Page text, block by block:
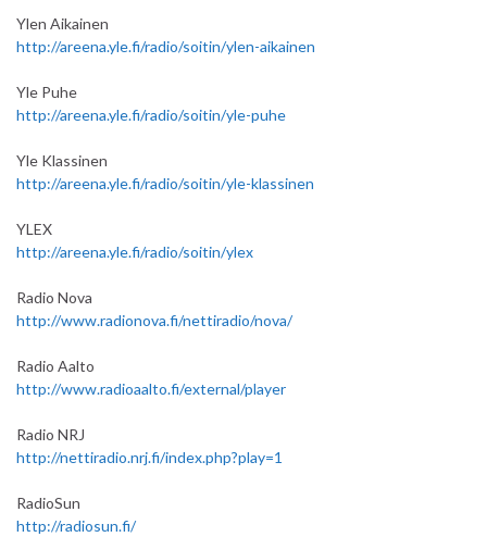
Ylen Aikainen
http://areena.yle.fi/radio/soitin/ylen-aikainen
Yle Puhe
http://areena.yle.fi/radio/soitin/yle-puhe
Yle Klassinen
http://areena.yle.fi/radio/soitin/yle-klassinen
YLEX
http://areena.yle.fi/radio/soitin/ylex
Radio Nova
http://www.radionova.fi/nettiradio/nova/
Radio Aalto
http://www.radioaalto.fi/external/player
Radio NRJ
http://nettiradio.nrj.fi/index.php?play=1
RadioSun
http://radiosun.fi/